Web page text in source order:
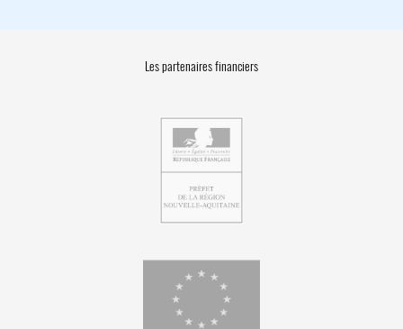
Les partenaires financiers